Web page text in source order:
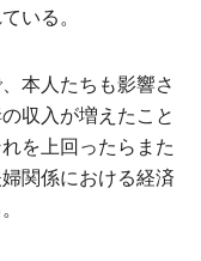
いる。
本人たちも影響さ
収入が増えたこと
を上回ったらまた
関係における経済